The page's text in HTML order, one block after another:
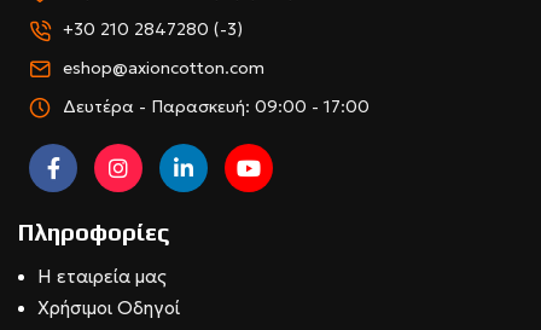
+30 210 2847280 (-3)
eshop@axioncotton.com
Δευτέρα - Παρασκευή: 09:00 - 17:00
Πληροφορίες
Η εταιρεία μας
Χρήσιμοι Οδηγοί